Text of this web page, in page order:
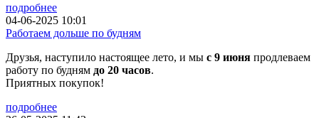
подробнее
04-06-2025 10:01
Работаем дольше по будням
Друзья, наступило настоящее лето, и мы с 9 июня продлеваем
работу по будням до 20 часов.
Приятных покупок!
подробнее